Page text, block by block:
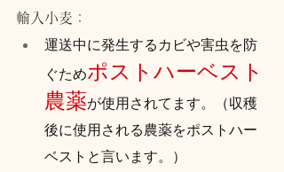
輸入小麦：
運送中に発生するカビや害虫を防
ぐためポストハーベスト
農薬が使用されてます。（収穫
後に使用される農薬をポストハー
ベストと言います。）